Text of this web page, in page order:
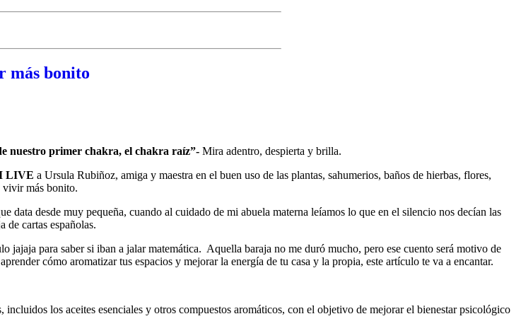
más bonito
nuestro primer chakra, el chakra raíz”- Mira adentro, despierta y brilla.
LIVE a Ursula Rubiñoz, amiga y maestra en el buen uso de las plantas, sahumerios, baños de hierbas, flores,
vivir más bonito.
data desde muy pequeña, cuando al cuidado de mi abuela materna leíamos lo que en el silencio nos decían las
de cartas españolas.
jajaja para saber si iban a jalar matemática. Aquella baraja no me duró mucho, pero ese cuento será motivo de
cómo aromatizar tus espacios y mejorar la energía de tu casa y la propia, este artículo te va a encantar.
los aceites esenciales y otros compuestos aromáticos, con el objetivo de mejorar el bienestar psicológico